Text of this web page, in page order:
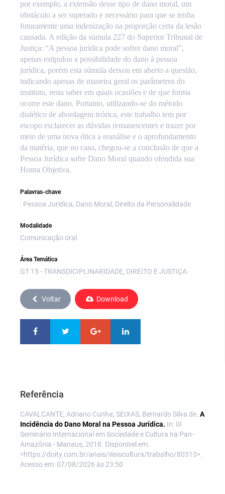
por exemplo, a extensão desse tipo de dano moral, um
obstáculo a ser superado e necessário para que se tenha
futuramente uma indenização na proporção certa da lesão
causada. A edição da súmula 227 do Superior Tribunal de
Justiça: “A pessoa jurídica pode sofrer dano moral”,
apenas estipulou a possibilidade do dano à pessoa
jurídica, porém esta súmula deixou em aberto a questão,
indicando apenas de maneira geral os parâmetros do
instituto, resta saber em quais ocasiões e de que forma
ocorre este dano. Portanto, utilizando-se do método
dialético de abordagem teórica, este trabalho tem por
escopo esclarecer as dúvidas remanescentes e trazer por
meio de uma nova ótica a reanálise e o aprofundamento
da matéria, que no caso, chegou-se a conclusão de que a
Pessoa Jurídica sofre Dano Moral quando ofendida sua
Honra Objetiva.
Palavras-chave
: Pessoa Jurídica, Dano Moral, Direito da Personalidade
Modalidade
Comunicação oral
Área Temática
GT 15 - TRANSDICIPLINARIDADE, DIREITO E JUSTIÇA
Voltar Download
Referência
CAVALCANTE, Adriano Cunha; SEIXAS, Bernardo Silva de. A
Incidência do Dano Moral na Pessoa Jurídica. In: III
Seminário Internacional em Sociedade e Cultura na Pan-
Amazônia - Manaus, 2018. Disponível em:
<https://doity.com.br/anais/iiisiscultura/trabalho/80313>.
Acesso em: 07/08/2026 às 23:50